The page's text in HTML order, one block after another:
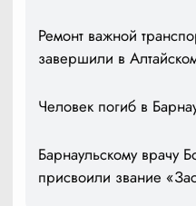
Ремонт важной
завершили в
Человек погиб в
Барнаульскому врачу
присвоили звание